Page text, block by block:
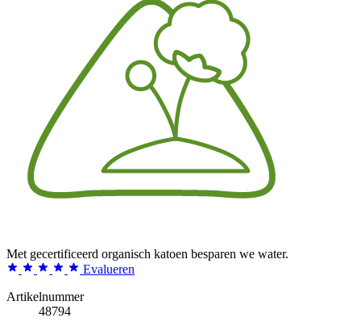
Met gecertificeerd organisch katoen besparen we water.
Evalueren
Artikelnummer
48794